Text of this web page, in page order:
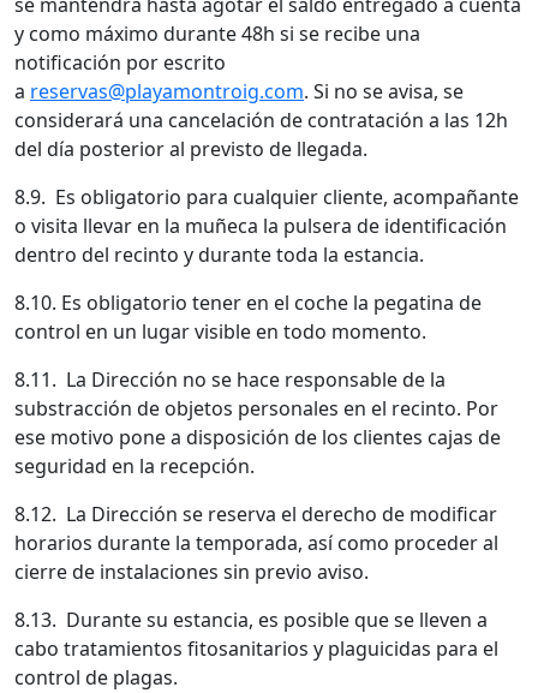
y como máximo durante 48h si se recibe una
notificación por escrito
a reservas@playamontroig.com. Si no se avisa, se
considerará una cancelación de contratación a las 12h
del día posterior al previsto de llegada.
8.9. Es obligatorio para cualquier cliente, acompañante
o visita llevar en la muñeca la pulsera de identificación
dentro del recinto y durante toda la estancia.
8.10. Es obligatorio tener en el coche la pegatina de
control en un lugar visible en todo momento.
8.11. La Dirección no se hace responsable de la
substracción de objetos personales en el recinto. Por
ese motivo pone a disposición de los clientes cajas de
seguridad en la recepción.
8.12. La Dirección se reserva el derecho de modificar
horarios durante la temporada, así como proceder al
cierre de instalaciones sin previo aviso.
8.13. Durante su estancia, es posible que se lleven a
cabo tratamientos fitosanitarios y plaguicidas para el
control de plagas.